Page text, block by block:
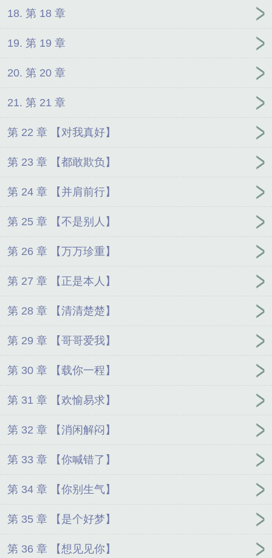
18. 第 18 章
19. 第 19 章
20. 第 20 章
21. 第 21 章
第 22 章 【对我真好】
第 23 章 【都敢欺负】
第 24 章 【并肩前行】
第 25 章 【不是别人】
第 26 章 【万万珍重】
第 27 章 【正是本人】
第 28 章 【清清楚楚】
第 29 章 【哥哥爱我】
第 30 章 【载你一程】
第 31 章 【欢愉易求】
第 32 章 【消闲解闷】
第 33 章 【你喊错了】
第 34 章 【你别生气】
第 35 章 【是个好梦】
第 36 章 【想见见你】